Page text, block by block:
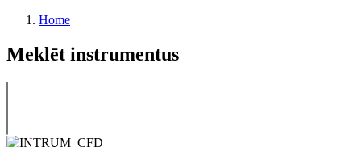
Home
Meklēt instrumentus